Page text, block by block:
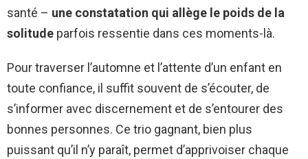
santé – une constatation qui allège le poids de la
solitude parfois ressentie dans ces moments-là.
Pour traverser l’automne et l’attente d’un enfant en
toute confiance, il suffit souvent de s’écouter, de
s’informer avec discernement et de s’entourer des
bonnes personnes. Ce trio gagnant, bien plus
puissant qu’il n’y paraît, permet d’apprivoiser chaque